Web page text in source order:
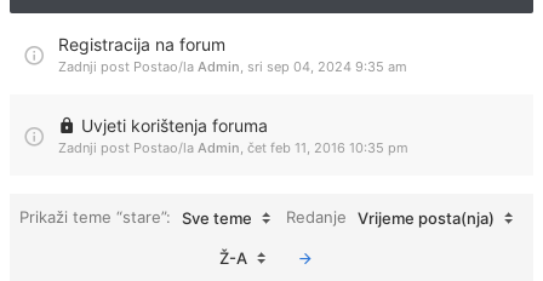
Registracija na forum
Zadnji post Postao/la Admin, sri sep 04, 2024 9:35 am
Uvjeti korištenja foruma
Zadnji post Postao/la Admin, čet feb 11, 2016 10:35 pm
Prikaži teme “stare”: Sve teme Redanje Vrijeme posta(nja)
Ž-A